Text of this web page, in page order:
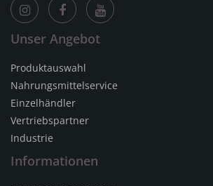
Unser Angebot
Produktauswahl
Nahrungsmittelservice
Einzelhändler
Vertriebspartner
Industrie
Informationen